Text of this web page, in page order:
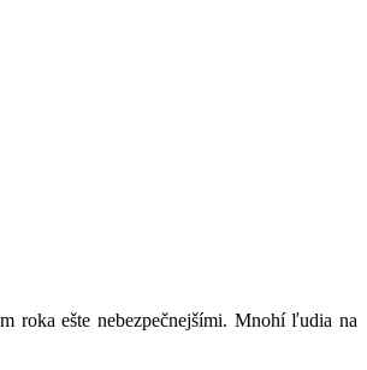
roka ešte nebezpečnejšími. Mnohí ľudia na